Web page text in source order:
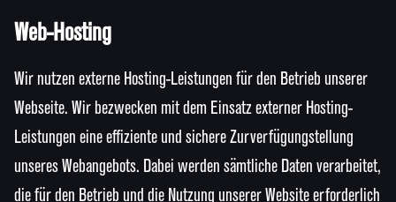
Web-Hosting
Wir nutzen externe Hosting-Leistungen für den Betrieb unserer
Webseite. Wir bezwecken mit dem Einsatz externer Hosting-
Leistungen eine effiziente und sichere Zurverfügungstellung
unseres Webangebots. Dabei werden sämtliche Daten verarbeitet,
die für den Betrieb und die Nutzung unserer Website erforderlich